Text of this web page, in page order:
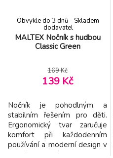
MALTEX Nočník s hudbou
Classic Green
Obvykle do 3 dnů - Skladem
dodavatel
169 Kč
139 Kč
Nočník je pohodlným a
stabilním řešením pro děti.
Ergonomický tvar zaručuje
komfort při každodenním
používání a moderní design v